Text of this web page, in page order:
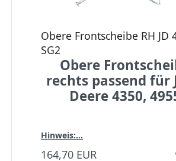
Obere Frontscheibe RH JD
SG2
Obere
rechts passend für
Deere 4350,
Hinweis:...
164,70 EUR